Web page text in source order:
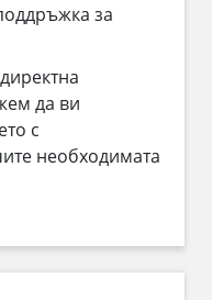
за
да ви
с
необходимата